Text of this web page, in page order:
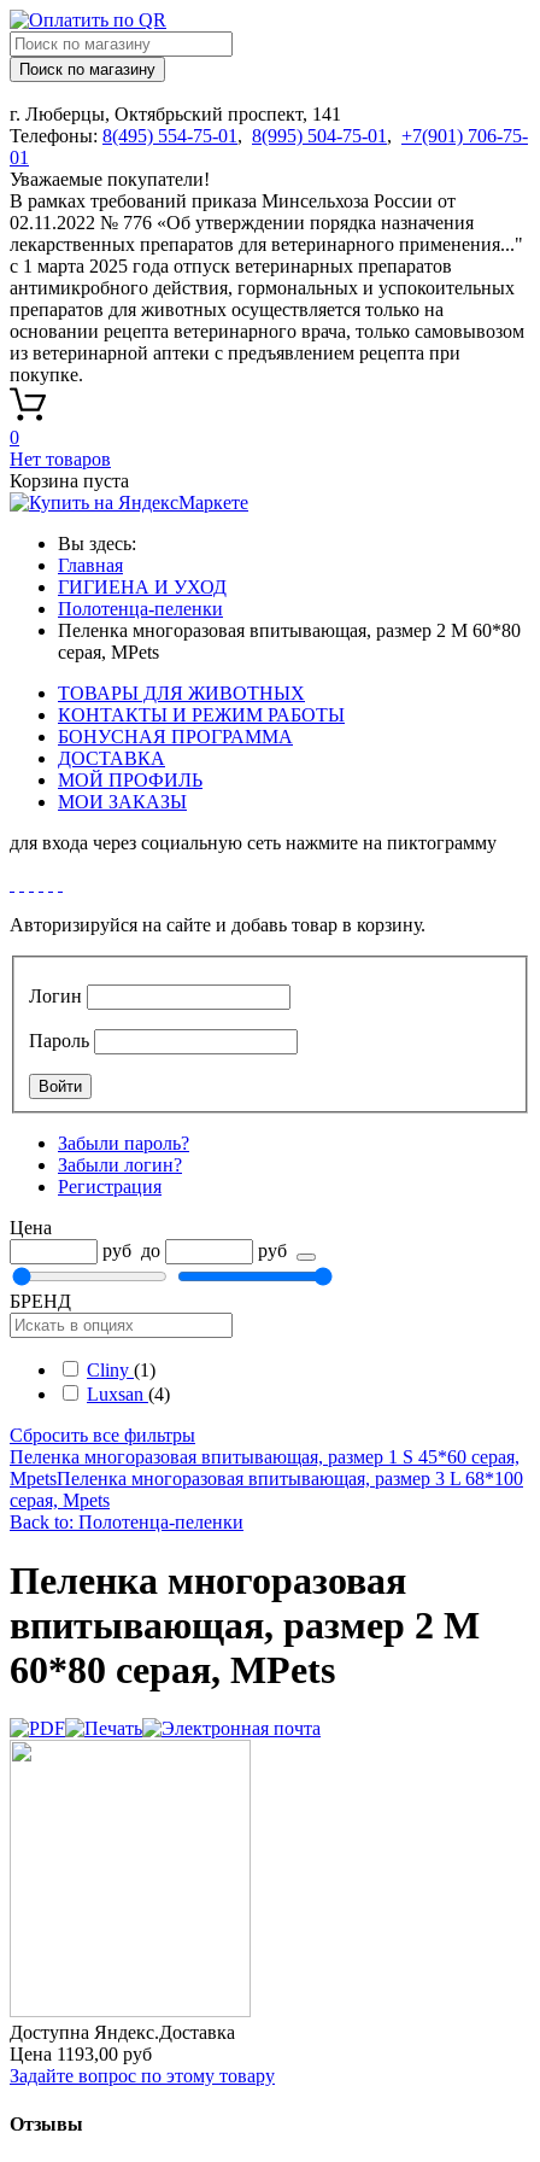
Поиск по магазину
г. Люберцы, Октябрьский проспект, 141
Телефоны: 8(495) 554-75-01 , 8(995) 504-75-01 , +7(901) 706-75-
01
Уважаемые покупатели!
В рамках требований приказа Минсельхоза России от
02.11.2022 № 776 «Об утверждении порядка назначения
лекарственных препаратов для ветеринарного применения..."
с 1 марта 2025 года отпуск ветеринарных препаратов
антимикробного действия, гормональных и успокоительных
препаратов для животных осуществляется только на
основании рецепта ветеринарного врача, только самовывозом
из ветеринарной аптеки с предъявлением рецепта при
покупке.
0
Нет товаров
Корзина пуста
Вы здесь:
Главная
ГИГИЕНА И УХОД
Полотенца-пеленки
Пеленка многоразовая впитывающая, размер 2 M 60*80
серая, MPets
ТОВАРЫ ДЛЯ ЖИВОТНЫХ
КОНТАКТЫ И РЕЖИМ РАБОТЫ
БОНУСНАЯ ПРОГРАММА
ДОСТАВКА
МОЙ ПРОФИЛЬ
МОИ ЗАКАЗЫ
для входа через социальную сеть нажмите на пиктограмму
Авторизируйся на сайте и добавь товар в корзину.
Логин
Пароль
Забыли пароль?
Забыли логин?
Регистрация
Цена
руб до руб
БРЕНД
Cliny (1)
Luxsan (4)
Сбросить все фильтры
Пеленка многоразовая впитывающая, размер 1 S 45*60 серая,
MpetsПеленка многоразовая впитывающая, размер 3 L 68*100
серая, Mpets
Back to: Полотенца-пеленки
Пеленка многоразовая
впитывающая, размер 2 M
60*80 серая, MPets
Доступна Яндекс.Доставка
Цена 1193,00 руб
Задайте вопрос по этому товару
Отзывы